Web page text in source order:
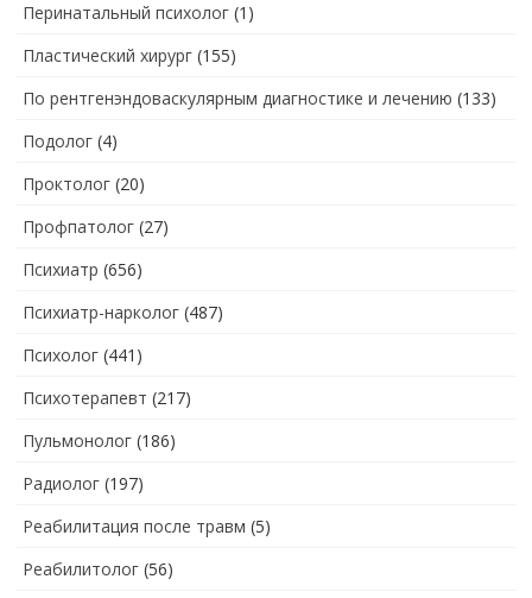
Перинатальный психолог (1)
Пластический хирург (155)
По рентгенэндоваскулярным диагностике и лечению (133)
Подолог (4)
Проктолог (20)
Профпатолог (27)
Психиатр (656)
Психиатр-нарколог (487)
Психолог (441)
Психотерапевт (217)
Пульмонолог (186)
Радиолог (197)
Реабилитация после травм (5)
Реабилитолог (56)